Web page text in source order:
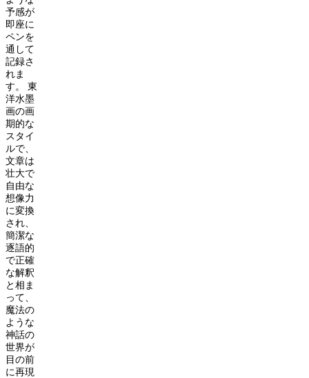
予感が
即座に
ペンを
通して
記録さ
れま
す。
東
洋水墨
画の画
期的な
スタイ
ルで、
文章は
壮大で
自由な
想像力
に変換
され、
簡潔な
逐語的
で正確
な解釈
と相ま
って、
魔法の
ような
神話の
世界が
目の前
に再現